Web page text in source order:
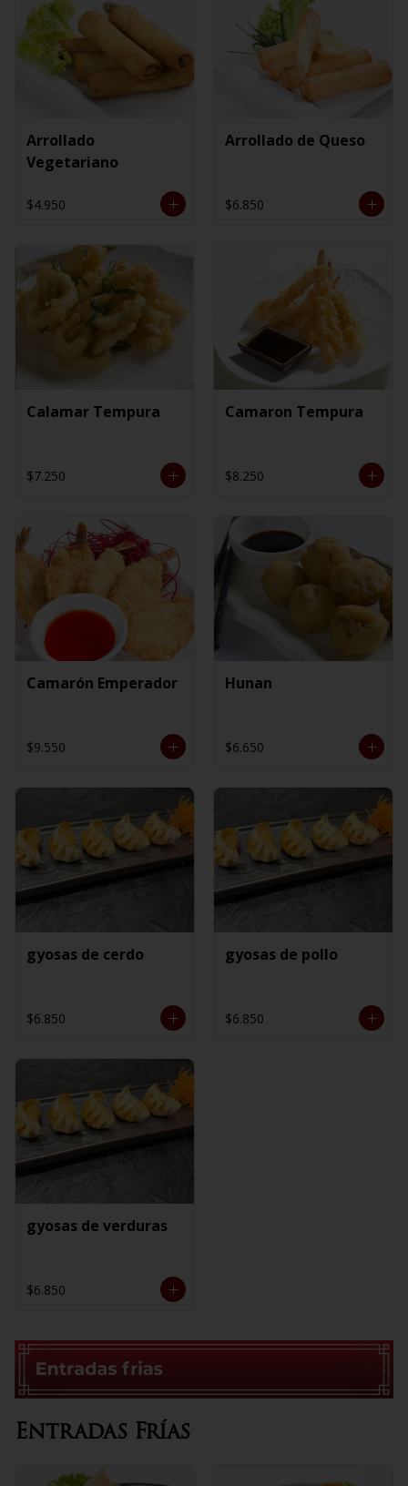
Arrollado
Vegetariano
$4.950
Arrollado de Queso
$6.850
Calamar Tempura
$7.250
Camaron Tempura
$8.250
Camarón Emperador
$9.550
Hunan
$6.650
gyosas de cerdo
$6.850
gyosas de pollo
$6.850
gyosas de verduras
$6.850
Entradas Frías